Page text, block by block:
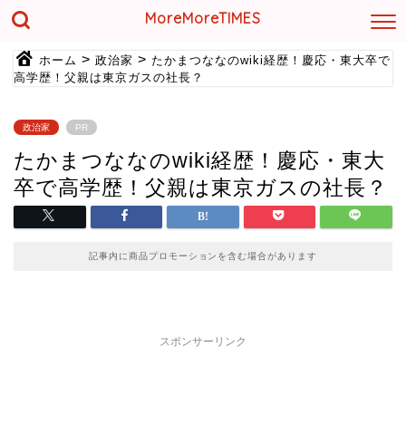
MoreMoreTIMES
ホーム > 政治家 > たかまつななのwiki経歴！慶応・東大卒で
高学歴！父親は東京ガスの社長？
政治家 PR
たかまつななのwiki経歴！慶応・東大
卒で高学歴！父親は東京ガスの社長？
記事内に商品プロモーションを含む場合があります
スポンサーリンク